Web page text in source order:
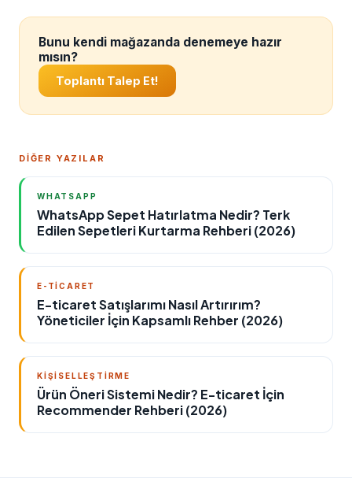
Bunu kendi mağazanda denemeye hazır
mısın?
Toplantı Talep Et!
DİĞER YAZILAR
WHATSAPP
WhatsApp Sepet Hatırlatma Nedir? Terk
Edilen Sepetleri Kurtarma Rehberi (2026)
E-TICARET
E-ticaret Satışlarımı Nasıl Artırırım?
Yöneticiler İçin Kapsamlı Rehber (2026)
KIŞISELLEŞTIRME
Ürün Öneri Sistemi Nedir? E-ticaret İçin
Recommender Rehberi (2026)